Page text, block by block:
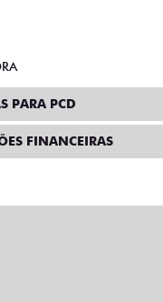
PARA PCD
FINANCEIRAS